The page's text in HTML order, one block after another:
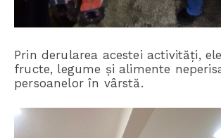
Prin derularea acestei activități,
fructe, legume și alimente
persoanelor în vârstă.